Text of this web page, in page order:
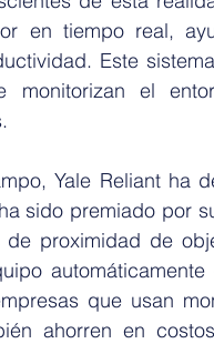
en tiempo real,
Este
monitorizan el
Yale Reliant ha
sido premiado por
proximidad de
que usan
ahorren en